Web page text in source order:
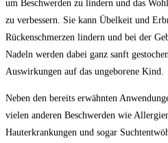
um Beschwerden‌ zu lindern und das
zu verbessern. Sie kann Übelkeit und
Rückenschmerzen lindern und bei der
Nadeln werden dabei ‍ganz sanft
Auswirkungen ‌auf ⁣das ungeborene Kind.
Neben‌ den bereits erwähnten
vielen ⁢anderen ⁣Beschwerden​ wie
Hauterkrankungen und sogar‌